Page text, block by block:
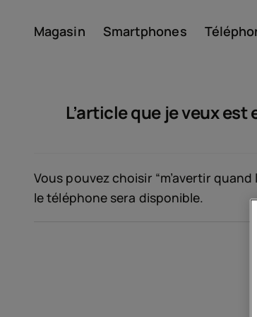
Magasin Smartphones
Recyclage des
L’article que je veux
Vous pouvez choisir “m’avertir
le téléphone sera disponible.